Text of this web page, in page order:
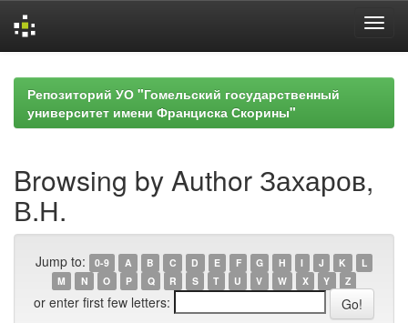
navigationРепозиторий УО "Гомельский государственный
университет имени Франциска Скорины"
Browsing by Author Захаров,
В.Н.
Jump to: 0-9 A B C D E F G H I J K
L
M
N O P Q R S T U V W X Y Z
or enter first few letters: